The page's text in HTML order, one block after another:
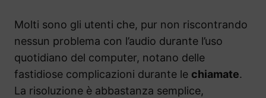
Molti sono gli utenti che, pur non riscontrando
nessun problema con l’audio durante l’uso
quotidiano del computer, notano delle
fastidiose complicazioni durante le chiamate.
La risoluzione è abbastanza semplice,